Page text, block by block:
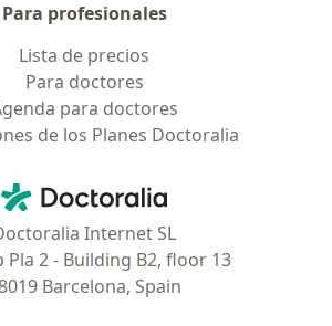
Para profesionales
Lista de precios
Para doctores
para doctores
de los Planes Doctoralia
Doctoralia - Página de inicio
Internet SL
Pla 2 - Building B2, floor 13
Barcelona, Spain